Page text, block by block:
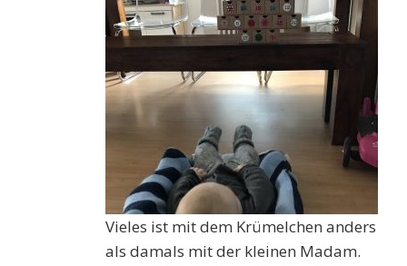
Vieles ist mit dem Krümelchen anders
als damals mit der kleinen Madam.